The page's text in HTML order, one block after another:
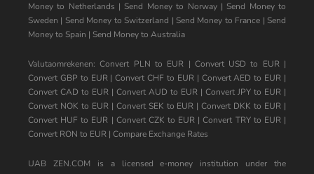
Money to Netherlands | Send Money to Norway| Send Money to
Sweden | Send Money to Switzerland | Send Money to France | Send
Money to Spain | Send Money to Australia
Valutaomrekenen:Convert PLN to EUR | Convert USD to EUR|
Convert GBP to EUR|Convert CHF to EUR| Convert AED to EUR |
Convert CAD to EUR | Convert AUD to EUR | Convert JPY to EUR |
Convert NOK to EUR| Convert SEK to EUR |Convert DKK to EUR |
Convert HUF to EUR | Convert CZK to EUR |Convert TRY to EUR|
Convert RON to EUR | Compare Exchange Rates
UAB ZEN.COM is a licensed e-money institution under the